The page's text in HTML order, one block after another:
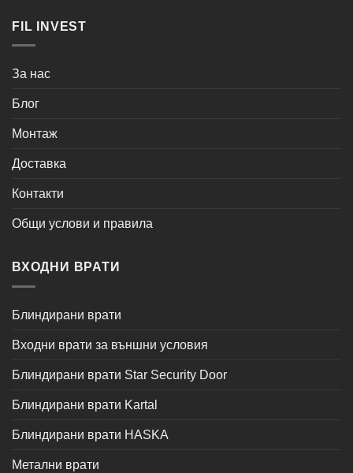
FIL INVEST
За нас
Блог
Монтаж
Доставка
Контакти
Общи услови и правила
ВХОДНИ ВРАТИ
Блиндирани врати
Входни врати за външни условия
Блиндирани врати Star Security Door
Блиндирани врати Kartal
Блиндирани врати HASKA
Метални врати